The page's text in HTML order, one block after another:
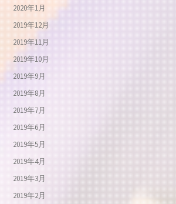
2020年1月
2019年12月
2019年11月
2019年10月
2019年9月
2019年8月
2019年7月
2019年6月
2019年5月
2019年4月
2019年3月
2019年2月